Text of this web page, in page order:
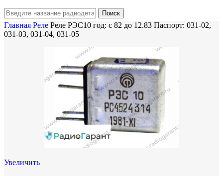
Поиск
Главная Реле Реле РЭС10 год: с 82 до 12.83 Паспорт: 031-02,
031-03, 031-04, 031-05
Увеличить